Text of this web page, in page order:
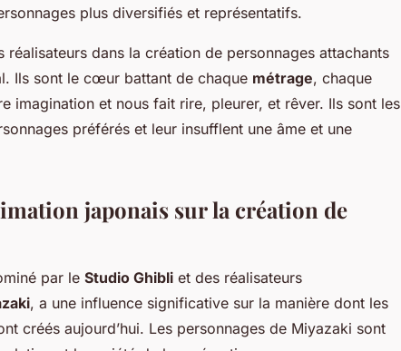
plus diversifiés et représentatifs.
dans la création de personnages attachants
Ils sont le cœur battant de chaque métrage, chaque
imagination et nous fait rire, pleurer, et rêver. Ils sont les
préférés et leur insufflent une âme et une
japonais sur la création de
par le Studio Ghibli et des réalisateurs
, a une influence significative sur la manière dont les
créés aujourd’hui. Les personnages de Miyazaki sont